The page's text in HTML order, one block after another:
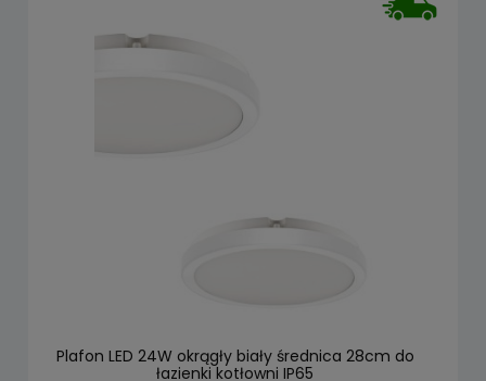
Plafon LED 24W okrągły biały średnica 28cm do
łazienki kotłowni IP65